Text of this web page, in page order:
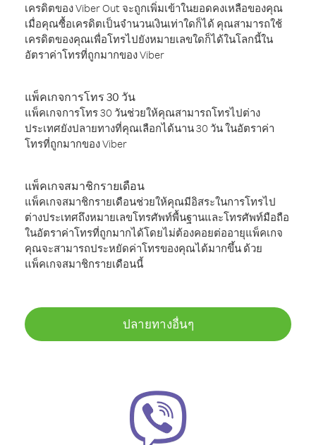
เครดิตของ Viber Out จะถูกเพิ่มเข้าในยอดคงเหลือของคุณ
เมื่อคุณซื้อเครดิตเป็นจำนวนเงินเท่าใดก็ได้ คุณสามารถใช้
เครดิตของคุณเพื่อโทรไปยังหมายเลขใดก็ได้ในโลกนี้ใน
อัตราค่าโทรที่ถูกมากของ Viber
แพ็คเกจการโทร 30 วัน
แพ็คเกจการโทร 30 วันช่วยให้คุณสามารถโทรไปต่าง
ประเทศยังปลายทางที่คุณเลือกได้นาน 30 วัน ในอัตราค่า
โทรที่ถูกมากของ Viber
แพ็คเกจสมาชิกรายเดือน
แพ็คเกจสมาชิกรายเดือนช่วยให้คุณมีอิสระในการโทรไป
ต่างประเทศถึงหมายเลขโทรศัพท์พื้นฐานและโทรศัพท์มือถือ
ในอัตราค่าโทรที่ถูกมากได้โดยไม่ต้องคอยต่ออายุแพ็คเกจ
คุณจะสามารถประหยัดค่าโทรของคุณได้มากขึ้น ด้วย
แพ็คเกจสมาชิกรายเดือนนี้
ปลายทางอื่นๆ